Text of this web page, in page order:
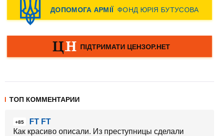
ТОП КОММЕНТАРИИ
+85
FT FT
Как красиво описали. Из преступницы сделали